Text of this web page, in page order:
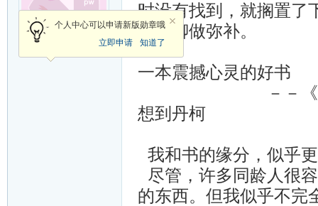
个人中心可以申请新版勋章哦
立即申请
知道了
时没有找到，就搁置了
的，聊做弥补。
一本震撼心灵的好书
－－《红岩
想到丹柯
我和书的缘分，似乎
尽管，许多同龄人很
的东西。但我似乎不完